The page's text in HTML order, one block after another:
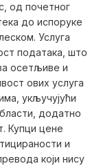
од почетног
до испоруке
Услуга
података, што
осетљиве и
ових услуга
укључујући
додатно
Купци цене
и
који нису